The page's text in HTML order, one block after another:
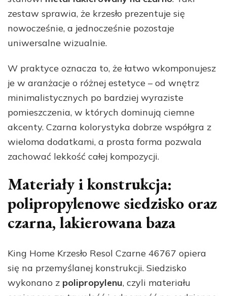
zestaw sprawia, że krzesło prezentuje się
nowocześnie, a jednocześnie pozostaje
uniwersalne wizualnie.
W praktyce oznacza to, że łatwo wkomponujesz
je w aranżacje o różnej estetyce – od wnętrz
minimalistycznych po bardziej wyraziste
pomieszczenia, w których dominują ciemne
akcenty. Czarna kolorystyka dobrze współgra z
wieloma dodatkami, a prosta forma pozwala
zachować lekkość całej kompozycji.
Materiały i konstrukcja:
polipropylenowe siedzisko oraz
czarna, lakierowana baza
King Home Krzesło Resol Czarne 46767 opiera
się na przemyślanej konstrukcji. Siedzisko
wykonano z polipropylenu, czyli materiału